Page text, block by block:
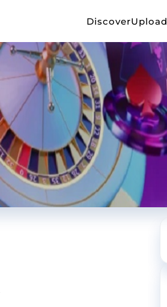
DiscoverUpload